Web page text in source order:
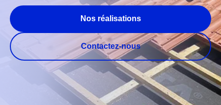
Nos réalisations
Contactez-nous